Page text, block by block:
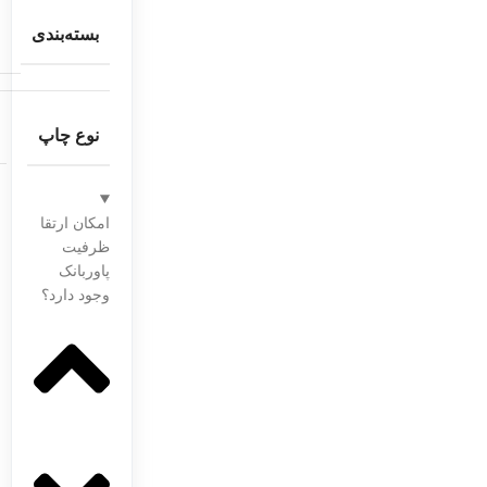
بسته‌بندی
نوع چاپ
امکان ارتقا
ظرفیت
پاوربانک
وجود دارد؟